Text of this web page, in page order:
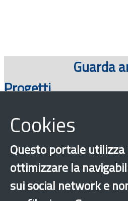
Guarda
Progetti
Cookies
Questo portale utilizza
ottimizzare la
sui social network e